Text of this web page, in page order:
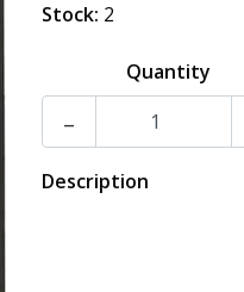
Stock: 2
Quantity
-
Description